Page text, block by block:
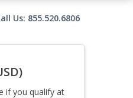
Us: 855.520.6806
if you qualify at